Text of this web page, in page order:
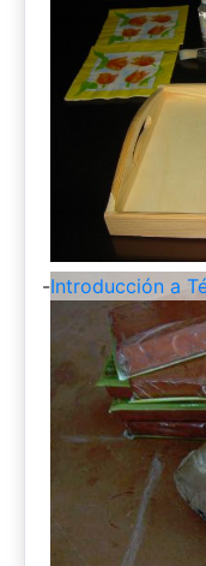
-Introducción a